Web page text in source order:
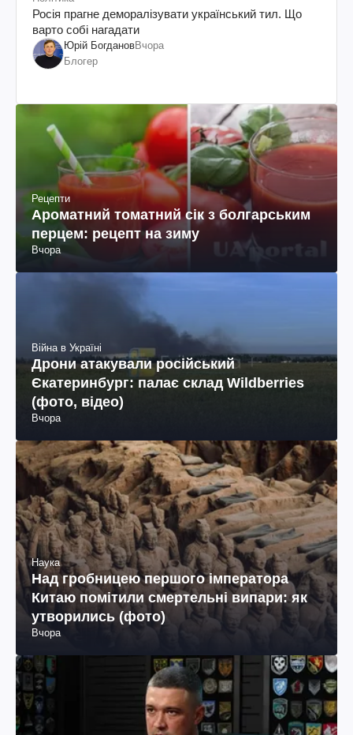
Росія прагне деморалізувати український тил. Що
варто собі нагадати
Юрій БогдановВчора
Блогер
Рецепти
Ароматний томатний сік з болгарським
перцем: рецепт на зиму
Вчора
Війна в Україні
Дрони атакували російський
Єкатеринбург: палає склад Wildberries
(фото, відео)
Вчора
Наука
Над гробницею першого імператора
Китаю помітили смертельні випари: як
утворились (фото)
Вчора